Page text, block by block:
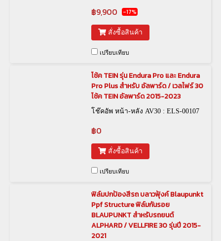
฿9,900 -17%
สั่งซื้อสินค้า
เปรียบเทียบ
โช้ค TEIN รุ่น Endura Pro และ Endura
Pro Plus สำหรับ อัลพาร์ด / เวลไฟร์ 30
โช้ค TEIN อัลพาร์ด 2015-2023
โช๊คอัพ หน้า-หลัง AV30 : ELS-00107
฿0
สั่งซื้อสินค้า
เปรียบเทียบ
ฟิล์มปกป้องสีรถ บลาวฟุ้งค์ Blaupunkt
Ppf Structure ฟิล์มกันรอย
BLAUPUNKT สำหรับรถยนต์
ALPHARD / VELLFIRE 30 รุ่นปี 2015-
2021